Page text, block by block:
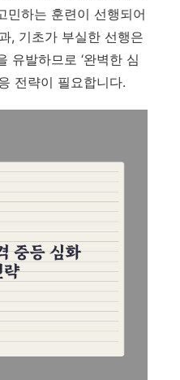
민하는 훈련이 선행되어
, 기초가 부실한 선행은
유발하므로 ‘완벽한 심
전략이 필요합니다.